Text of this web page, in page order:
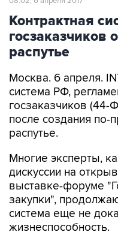
Контрактная
госзаказчиков
распутье
Москва. 6 апреля.
система РФ,
госзаказчиков (44-
после создания по-
распутье.
Многие эксперты,
дискуссии на
выставке-форуме
закупки",
система еще не
жизнеспособность.